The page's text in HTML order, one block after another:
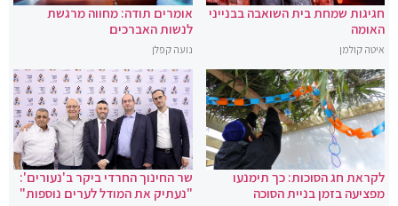
חגיגות שמחת בית השואבה בבנייני
האומה
איטה קולמן
אומרים תודה: מחווה מרגשת
לנשות האברכים
נועה קפלן
לקראת חג הסוכות: כך תימנעו
מפציעה בזמן בניית הסוכה
שר החינוך החרדי ביקר ב'נעורים':
"נעתיק את המודל לערים נוספות"